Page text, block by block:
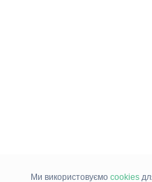
Ми використовуємо cookies